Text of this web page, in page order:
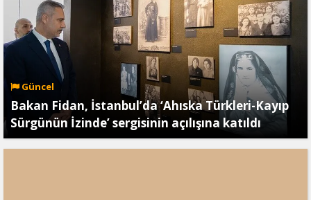
Güncel
Bakan Fidan, İstanbul’da ‘Ahıska Türkleri-Kayıp
Sürgünün İzinde’ sergisinin açılışına katıldı